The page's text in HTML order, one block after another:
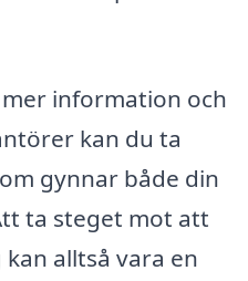
information och
kan du ta
gynnar både din
ta steget mot att
alltså vara en